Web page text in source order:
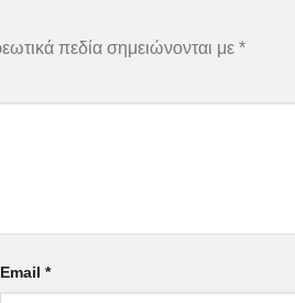
πεδία σημειώνονται με *
Email*